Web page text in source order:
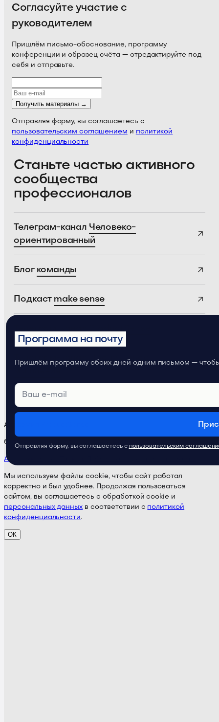
Согласуйте участие с
руководителем
Пришлём письмо-обоснование, программу
конференции и образец счёта — отредактируйте под
себя и отправьте.
Получить материалы →
Отправляя форму, вы соглашаетесь с
пользовательским соглашением и политикой
конфиденциальности
Станьте частью активного
сообщества
профессионалов
Телеграм-канал Человеко-
ориентированный
Блог команды
Подкаст make sense
Телеграм-канал
Продуктовое
Академия ProductSense
бета-версия · Поддержка:
Академия
Мы используем файлы cookie, чтобы сайт работал
корректно и был удобнее. Продолжая пользоваться
сайтом, вы соглашаетесь с обработкой cookie и
персональных данных в соответствии с политикой
конфиденциальности.
ОК
Программа на почту
Пришлём программу обоих дней одним письмом —
Отправляя форму, вы соглашаетесь с пользовательским